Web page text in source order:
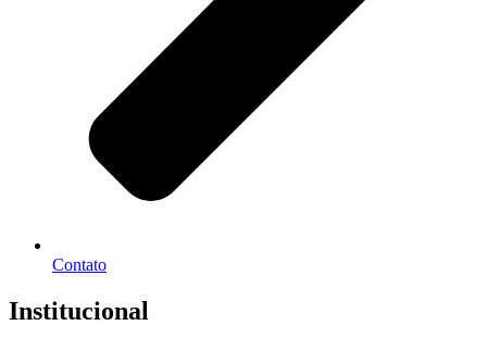
Contato
Institucional